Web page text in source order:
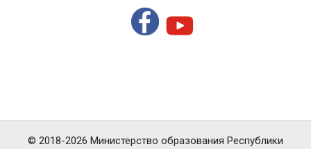
© 2018-2026 Министерство образования Республики